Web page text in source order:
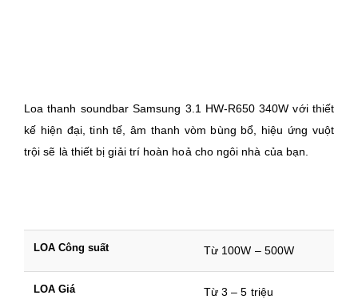
Loa thanh soundbar Samsung 3.1 HW-R650 340W với thiết
kế hiện đại, tinh tế, âm thanh vòm bùng bổ, hiệu ứng vuột
trội sẽ là thiết bị giải trí hoàn hoả cho ngôi nhà của bạn.
LOA Công suất Từ 100W – 500W
LOA Giá Từ 3 – 5 triệu